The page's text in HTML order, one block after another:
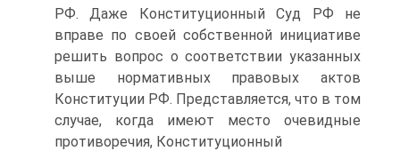
РФ. Даже Конституционный Суд РФ не
вправе по своей собственной инициативе
решить вопрос о соответствии указанных
выше нормативных правовых актов
Конституции РФ. Представляется, что в том
случае, когда имеют место очевидные
противоречия, Конституционный